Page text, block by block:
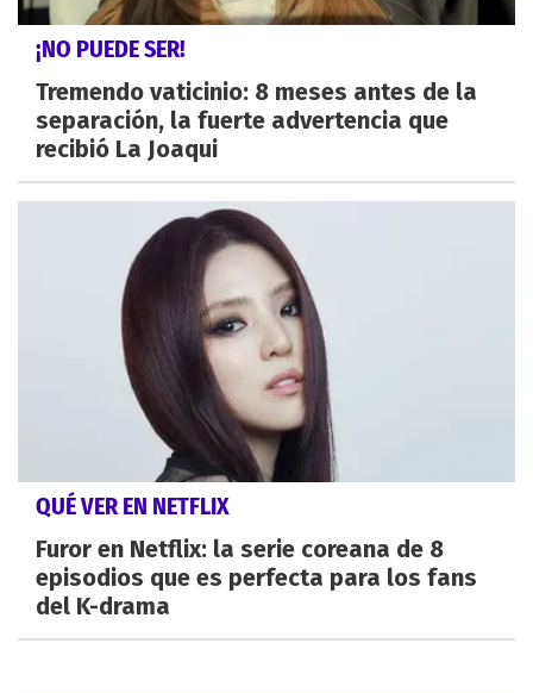
¡NO PUEDE SER!
Tremendo vaticinio: 8 meses antes de la
separación, la fuerte advertencia que
recibió La Joaqui
QUÉ VER EN NETFLIX
Furor en Netflix: la serie coreana de 8
episodios que es perfecta para los fans
del K-drama